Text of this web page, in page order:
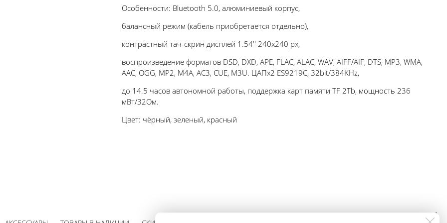
Особенности: Bluetooth 5.0, алюминиевый корпус,
балансный режим (кабель приобретается отдельно),
контрастный тач-скрин дисплей 1.54'' 240x240 px,
воспроизведение форматов DSD, DXD, APE, FLAC, ALAC, WAV, AIFF/AIF, DTS, MP3, WMA,
AAC, OGG, MP2, M4A, AC3, CUE, M3U. ЦАПх2 ES9219C, 32bit/384KHz,
до 14.5 часов автономной работы, поддержка карт памяти TF 2Tb, мощность 236
мВт/32Ом.
Цвет: чёрный, зеленый, красный